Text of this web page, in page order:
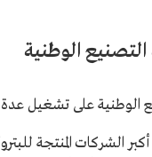
الوطنية
الوطنية على تشغيل
الشركات المنتجة